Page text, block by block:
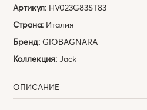
Артикул: HV023G83ST83
Страна: Италия
Бренд:GIOBAGNARA
Коллекция:Jack
ОПИСАНИЕ